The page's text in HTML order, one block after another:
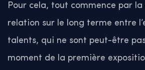
Pour cela, tout commence par la
relation sur le long terme entre
talents, qui ne sont peut-être
moment de la première